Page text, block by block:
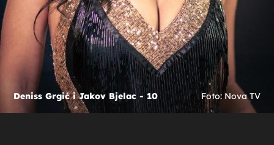
Deniss Grgić i Jakov Bjelac - 10 Foto: Nova TV